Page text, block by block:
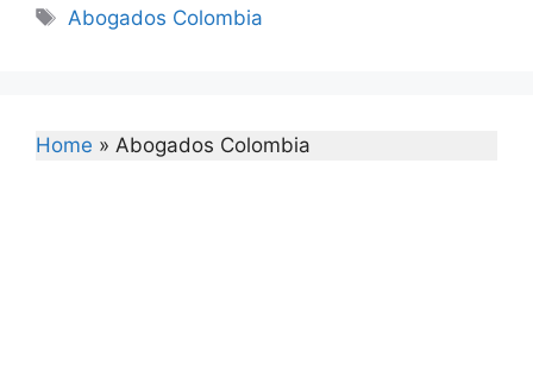
Tags
Abogados Colombia
Home » Abogados Colombia